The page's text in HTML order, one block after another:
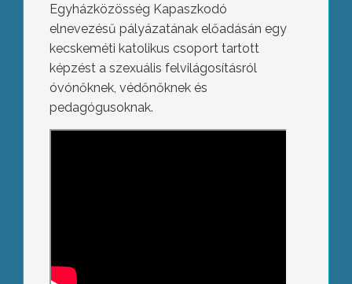
Egyházközösség Kapaszkodó
elnevezésű pályázatának előadásán egy
kecskeméti katolikus csoport tartott
képzést a szexuális felvilágosításról
óvónőknek, védőnőknek és
pedagógusoknak.